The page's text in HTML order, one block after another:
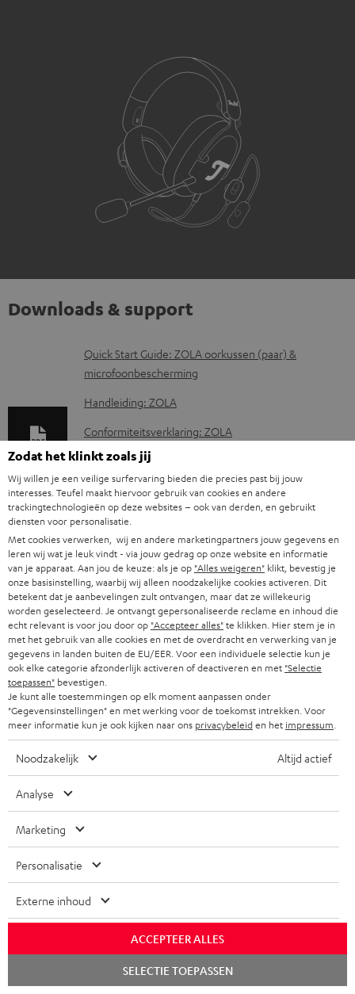
Downloads & support
D
o
w
n
l
o
a
d
d
o
c
u
m
e
n
t
e
n
Quick Start Guide: ZOLA oorkussen (paar) &
microfoonbescherming
Handleiding: ZOLA
Conformiteitsverklaring: ZOLA
Quick Start Guide: ZOLA
Safety Booklet: ZOLA
Quick Start Guide: ZOLA cover (paar)
V
e
r
z
e
n
d
i
f
o
m
a
t
i
Verzendinformatie
G
a
r
a
n
i
e
n
f
Wettelijke garantie
A
d
i
o
g
l
Audiolexicon: technische begrippen snel uitgelegd
C
n
t
Jouw persoonlijk koopadvies
(00)800 200 300 40
Weekend & Duitse feestdagen gesloten
Teufel support
Storefinder
Beleef onze producten live en van dichtbij. Kom
Zodat het klinkt zoals jij
Wij willen je een veilige surfervaring bieden die precies past bij jouw
interesses. Teufel maakt hiervoor gebruik van cookies en andere
trackingtechnologieën op deze websites – ook van derden, en gebruikt
diensten voor personalisatie.
Met cookies verwerken, wij en andere marketingpartners jouw gegevens en
leren wij wat je leuk vindt - via jouw gedrag op onze website en informatie
van je apparaat. Aan jou de keuze: als je op "Alles weigeren" klikt, bevestig je
onze basisinstelling, waarbij wij alleen noodzakelijke cookies activeren. Dit
betekent dat je aanbevelingen zult ontvangen, maar dat ze willekeurig
worden geselecteerd. Je ontvangt gepersonaliseerde reclame en inhoud die
echt relevant is voor jou door op "Accepteer alles"te klikken. Hier stem je in
met het gebruik van alle cookies en met de overdracht en verwerking van je
gegevens in landen buiten de EU/EER. Voor een individuele selectie kun je
ook elke categorie afzonderlijk activeren of deactiveren en met "Selectie
toepassen" bevestigen.
Je kunt alle toestemmingen op elk moment aanpassen onder
"Gegevensinstellingen" en met werking voor de toekomst intrekken. Voor
meer informatie kun je ook kijken naar ons privacybeleiden het impressum
Noodzakelijk Altijd actief
Analyse
Marketing
Personalisatie
Externe inhoud
ACCEPTEER ALLES
SELECTIE TOEPASSEN